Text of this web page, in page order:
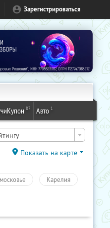
Зарегистрироваться
87 Авто 1
Показать на карте
Карелия